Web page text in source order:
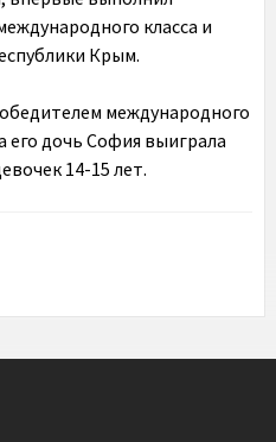
класса и
Крым.
международного
его дочь София выиграла
14-15 лет.